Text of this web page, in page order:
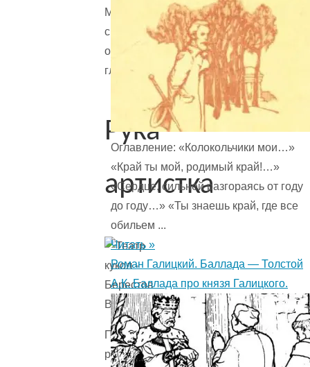
Мы
скрыты
от
глаз.
Рука-
артистка
Превращается
рука
Оглавление: «Колокольчики мои…»
«Край ты мой, родимый край!…»
«Сердце, сильней разгораясь от году
до году…» «Ты знаешь край, где все
обильем ...
Читать »
Роман Галицкий. Баллада — Толстой
А.К. Баллада про князя Галицкого.